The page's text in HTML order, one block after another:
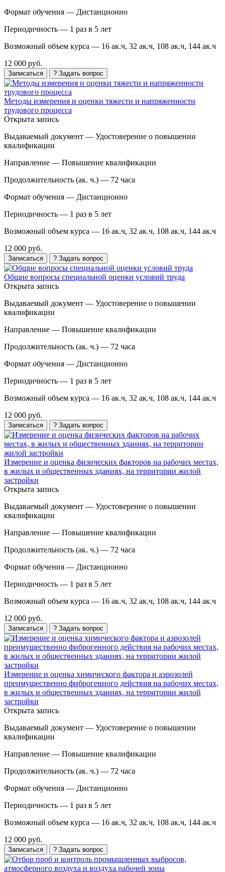
Формат обучения — Дистанционно
Периодичность — 1 раз в 5 лет
Возможный объем курса — 16 ак.ч, 32 ак.ч, 108 ак.ч, 144 ак.ч
12 000 руб.
Записаться ? Задать вопрос
Методы измерения и оценки тяжести и напряженности
трудового процесса
Открыта запись
Выдаваемый документ — Удостоверение о повышении
квалификации
Направление — Повышение квалификации
Продолжительность (ак. ч.) — 72 часа
Формат обучения — Дистанционно
Периодичность — 1 раз в 5 лет
Возможный объем курса — 16 ак.ч, 32 ак.ч, 108 ак.ч, 144 ак.ч
12 000 руб.
Записаться ? Задать вопрос
Общие вопросы специальной оценки условий труда
Открыта запись
Выдаваемый документ — Удостоверение о повышении
квалификации
Направление — Повышение квалификации
Продолжительность (ак. ч.) — 72 часа
Формат обучения — Дистанционно
Периодичность — 1 раз в 5 лет
Возможный объем курса — 16 ак.ч, 32 ак.ч, 108 ак.ч, 144 ак.ч
12 000 руб.
Записаться ? Задать вопрос
Измерение и оценка физических факторов на рабочих местах,
в жилых и общественных зданиях, на территории жилой
застройки
Открыта запись
Выдаваемый документ — Удостоверение о повышении
квалификации
Направление — Повышение квалификации
Продолжительность (ак. ч.) — 72 часа
Формат обучения — Дистанционно
Периодичность — 1 раз в 5 лет
Возможный объем курса — 16 ак.ч, 32 ак.ч, 108 ак.ч, 144 ак.ч
12 000 руб.
Записаться ? Задать вопрос
Измерение и оценка химического фактора и аэрозолей
преимущественно фиброгенного действия на рабочих местах,
в жилых и общественных зданиях, на территории жилой
застройки
Открыта запись
Выдаваемый документ — Удостоверение о повышении
квалификации
Направление — Повышение квалификации
Продолжительность (ак. ч.) — 72 часа
Формат обучения — Дистанционно
Периодичность — 1 раз в 5 лет
Возможный объем курса — 16 ак.ч, 32 ак.ч, 108 ак.ч, 144 ак.ч
12 000 руб.
Записаться ? Задать вопрос